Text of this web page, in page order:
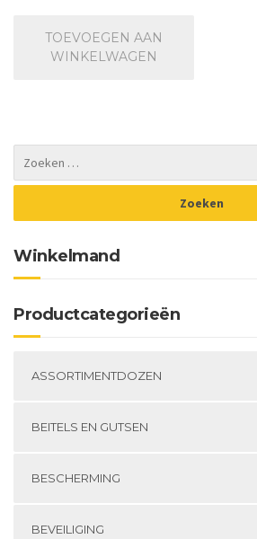
TOEVOEGEN AAN
WINKELWAGEN
Winkelmand
Productcategorieën
ASSORTIMENTDOZEN
BEITELS EN GUTSEN
BESCHERMING
BEVEILIGING